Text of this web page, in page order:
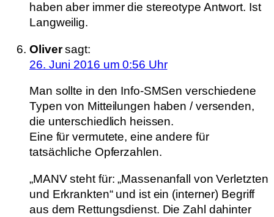
haben aber immer die stereotype Antwort. Ist
Langweilig.
Oliver sagt:
26. Juni 2016 um 0:56 Uhr
Man sollte in den Info-SMSen verschiedene
Typen von Mitteilungen haben / versenden,
die unterschiedlich heissen.
Eine für vermutete, eine andere für
tatsächliche Opferzahlen.
„MANV steht für: „Massenanfall von Verletzten
und Erkrankten“ und ist ein (interner) Begriff
aus dem Rettungsdienst. Die Zahl dahinter